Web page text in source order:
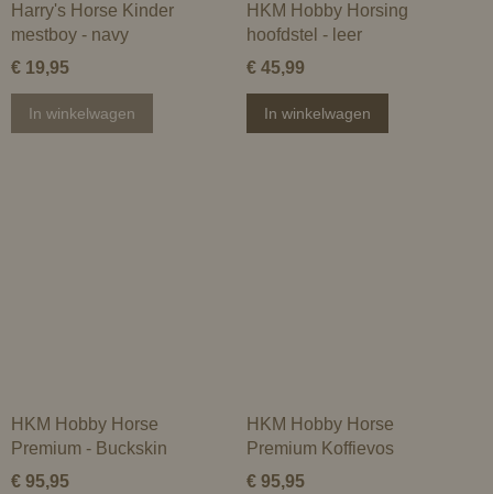
Harry's Horse Kinder
mestboy - navy
€ 19,95
In winkelwagen
HKM Hobby Horsing
hoofdstel - leer
€ 45,99
In winkelwagen
HKM Hobby Horse
Premium - Buckskin
€ 95,95
HKM Hobby Horse
Premium Koffievos
€ 95,95